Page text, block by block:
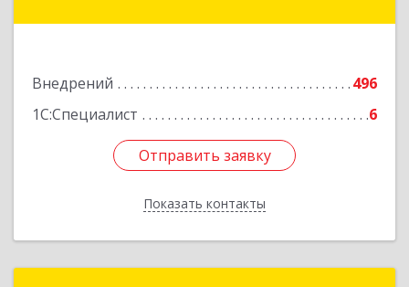
Внедрений
496
1С:Специалист
6
Отправить заявку
Показать контакты
Отправить заявку
Назад